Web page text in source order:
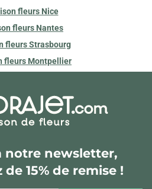
fleurs Nice
fleurs Nantes
fleurs Strasbourg
fleurs Montpellier
notre newsletter,
15% de remise !